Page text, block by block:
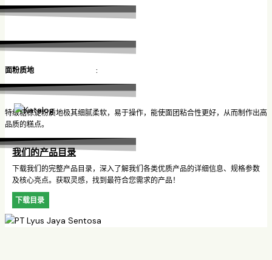
面粉质地 :
特级糖棕淀粉质地极其细腻柔软，易于操作，能使面团粘合性更好，从而制作出高
品质的糕点。
我们的产品目录
下载我们的完整产品目录，深入了解我们各类优质产品的详细信息、规格参数
及核心亮点。获取灵感，找到最符合您需求的产品！
下载目录